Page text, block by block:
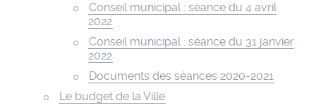
Conseil municipal : séance du 4 avril
2022
Conseil municipal : séance du 31 janvier
2022
Documents des séances 2020-2021
Le budget de la Ville